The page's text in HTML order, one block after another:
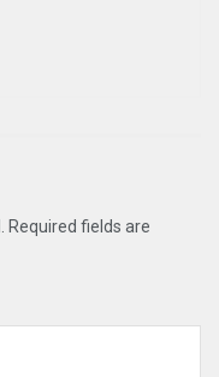
Required fields are